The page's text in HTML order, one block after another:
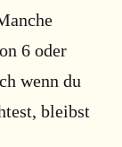
6 oder
wenn du
bleibst